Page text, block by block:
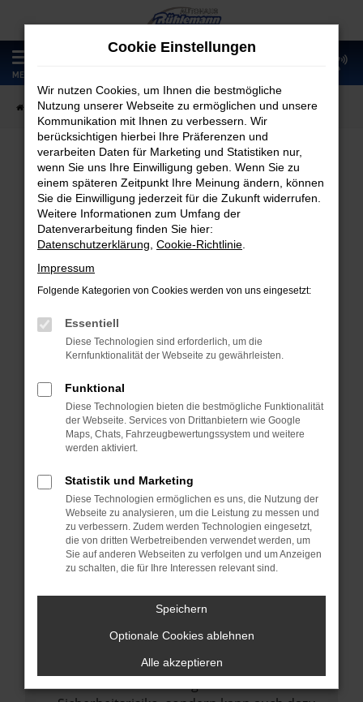
Zum
Hauptinhalt
springen
MENÜ
Startseite Fahrzeugangebote Fahrzeugmarkt
Fahrzeugmarkt
Fehler: Network Error
Beim Laden ist ein Fehler aufgetreten.
Hier sind ein paar Tipps, die dir helfen können:
Überprüfe deine Firewall und deine
Laden andere Webseiten, zum Beispiel
deine Suchmaschine?
Prüfe deine Browsererweiterungen.
Manche Erweiterungen, wie Werbeblocker,
können das Laden bestimmter Seiten
verhindern. Funktioniert die Seite in einem
anderen Browser oder in einem privaten
Fenster?
Starte dein Gerät neu.
vorübergehende Probleme zu beheben.
Betriebssystem auf dem neuesten Stand
Veraltete Software birgt nicht nur ein
Cookie Einstellungen
Wir nutzen Cookies, um Ihnen die bestmögliche
Nutzung unserer Webseite zu ermöglichen und unsere
Kommunikation mit Ihnen zu verbessern. Wir
berücksichtigen hierbei Ihre Präferenzen und
verarbeiten Daten für Marketing und Statistiken nur,
wenn Sie uns Ihre Einwilligung geben. Wenn Sie zu
einem späteren Zeitpunkt Ihre Meinung ändern, können
Sie die Einwilligung jederzeit für die Zukunft widerrufen.
Weitere Informationen zum Umfang der
Datenverarbeitung finden Sie hier:
Datenschutzerklärung Cookie-Richtlinie
Impressum
Folgende Kategorien von Cookies werden von uns eingesetzt:
Essentiell
Diese Technologien sind erforderlich, um die
Kernfunktionalität der Webseite zu gewährleisten.
Funktional
Diese Technologien bieten die bestmögliche Funktionalität
der Webseite. Services von Drittanbietern wie Google
Maps, Chats, Fahrzeugbewertungssystem und weitere
werden aktiviert.
Statistik und Marketing
Diese Technologien ermöglichen es uns, die Nutzung der
Webseite zu analysieren, um die Leistung zu messen und
zu verbessern. Zudem werden Technologien eingesetzt,
die von dritten Werbetreibenden verwendet werden, um
Sie auf anderen Webseiten zu verfolgen und um Anzeigen
zu schalten, die für Ihre Interessen relevant sind.
Speichern
Optionale Cookies ablehnen
Alle akzeptieren